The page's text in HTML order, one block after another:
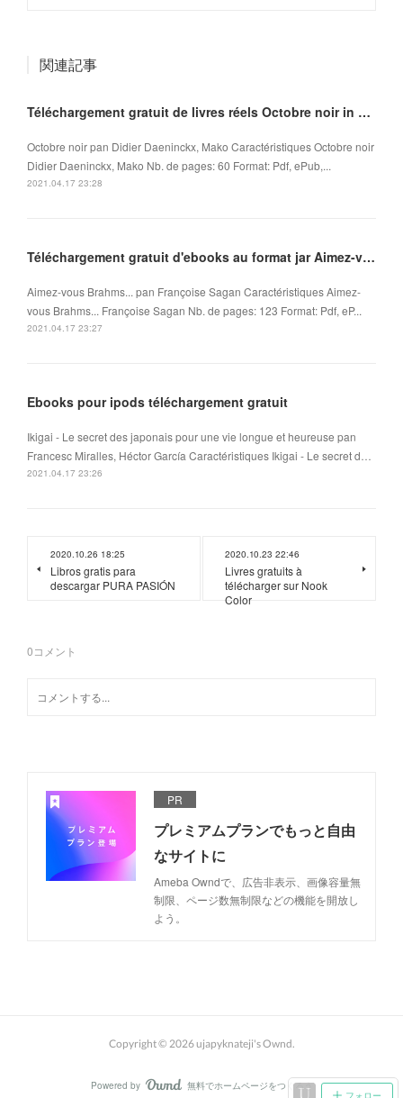
関連記事
Téléchargement gratuit de livres réels Octobre noir in French ePub MOBI iBook 9782918462118
Octobre noir pan Didier Daeninckx, Mako Caractéristiques Octobre noir
Didier Daeninckx, Mako Nb. de pages: 60 Format: Pdf, ePub,...
2021.04.17 23:28
Téléchargement gratuit d'ebooks au format jar Aimez-vous Brahms... in French FB2 ePub
Aimez-vous Brahms... pan Françoise Sagan Caractéristiques Aimez-
vous Brahms... Françoise Sagan Nb. de pages: 123 Format: Pdf, eP...
2021.04.17 23:27
Ebooks pour ipods téléchargement gratuit
Ikigai - Le secret des japonais pour une vie longue et heureuse pan
Francesc Miralles, Héctor García Caractéristiques Ikigai - Le secret d…
2021.04.17 23:26
2020.10.26 18:25
Libros gratis para
descargar PURA PASIÓN
2020.10.23 22:46
Livres gratuits à
télécharger sur Nook
Color
0コメント
PR
プレミアムプランでもっと自由
なサイトに
Ameba Owndで、広告非表示、画像容量無
制限、ページ数無制限などの機能を開放し
よう。
フォロー
Copyright © 2026ujapyknateji's Ownd.
Powered by AmebaOwnd
無料でホームページをつくろう